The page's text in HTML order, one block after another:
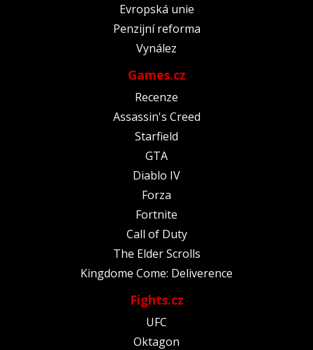
Evropská unie
Penzijní reforma
Vynález
Games.cz
Recenze
Assassin's Creed
Starfield
GTA
Diablo IV
Forza
Fortnite
Call of Duty
The Elder Scrolls
Kingdome Come: Deliverence
Fights.cz
UFC
Oktagon